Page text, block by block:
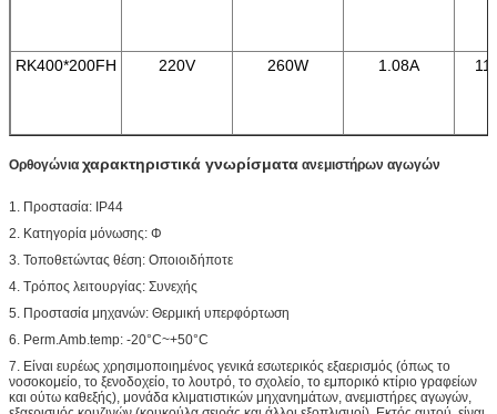
RK400*200FH 220V 260W 1.08A
Ορθογώνια χαρακτηριστικά γνωρίσματα ανεμιστήρων αγωγών
1. Προστασία: IP44
2. Κατηγορία μόνωσης: Φ
3. Τοποθετώντας θέση: Οποιοιδήποτε
4. Τρόπος λειτουργίας: Συνεχής
5. Προστασία μηχανών: Θερμική υπερφόρτωση
6. Perm.Amb.temp: -20°C~+50°C
7. Είναι ευρέως χρησιμοποιημένος γενικά εσωτερικός εξαερισμός (όπως το
νοσοκομείο, το ξενοδοχείο, το λουτρό, το σχολείο, το εμπορικό κτίριο γραφείων
και ούτω καθεξής), μονάδα κλιματιστικών μηχανημάτων, ανεμιστήρες αγωγών,